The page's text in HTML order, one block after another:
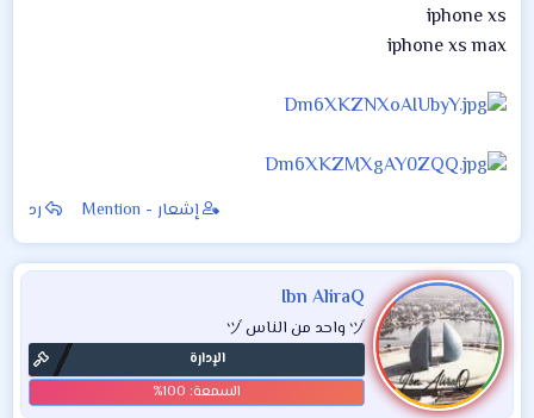
iphone xs
iphone xs max
إشعار - Mention رد
Ibn AliraQ
ヅ واحد من الناس ヅ
الإدارة